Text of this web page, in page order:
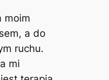
moim
a do
ruchu.
mi